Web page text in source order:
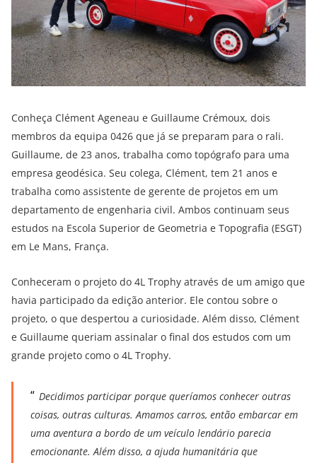
Conheça Clément Ageneau e Guillaume Crémoux, dois
membros da equipa 0426 que já se preparam para o rali.
Guillaume, de 23 anos, trabalha como topógrafo para uma
empresa geodésica. Seu colega, Clément, tem 21 anos e
trabalha como assistente de gerente de projetos em um
departamento de engenharia civil. Ambos continuam seus
estudos na Escola Superior de Geometria e Topografia (ESGT)
em Le Mans, França.
Conheceram o projeto do 4L Trophy através de um amigo que
havia participado da edição anterior. Ele contou sobre o
projeto, o que despertou a curiosidade. Além disso, Clément
e Guillaume queriam assinalar o final dos estudos com um
grande projeto como o 4L Trophy.
Decidimos participar porque queríamos conhecer outras
coisas, outras culturas. Amamos carros, então embarcar em
uma aventura a bordo de um veículo lendário parecia
emocionante. Além disso, a ajuda humanitária que